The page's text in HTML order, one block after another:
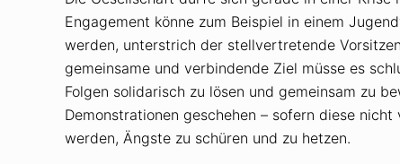
Engagement könne zum Beispiel in einem
werden, unterstrich der stellvertretende
gemeinsame und verbindende Ziel müsse es
Folgen solidarisch zu lösen und gemeinsam zu
Demonstrationen geschehen – sofern diese
werden, Ängste zu schüren und zu hetzen.